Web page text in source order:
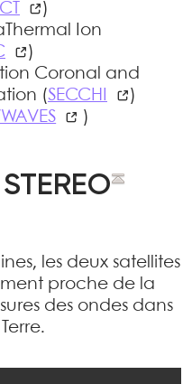
)
Ion
)
Coronal and
(SECCHI
)
)
les deux satellites
proche de la
des ondes dans